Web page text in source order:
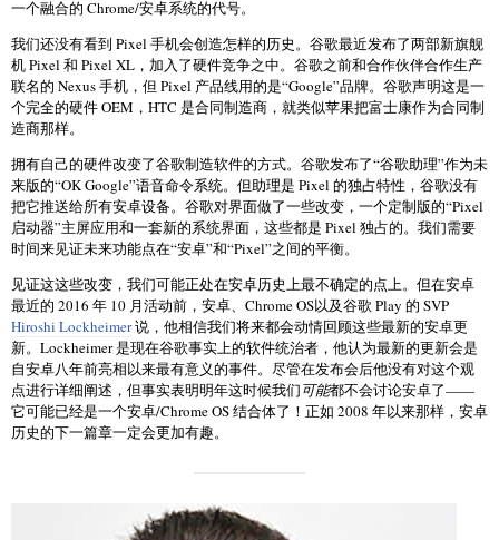
一个融合的 Chrome/安卓系统的代号。
我们还没有看到 Pixel 手机会创造怎样的历史。谷歌最近发布了两部新旗舰
机 Pixel 和 Pixel XL，加入了硬件竞争之中。谷歌之前和合作伙伴合作生产
联名的 Nexus 手机，但 Pixel 产品线用的是“Google”品牌。谷歌声明这是一
个完全的硬件 OEM，HTC 是合同制造商，就类似苹果把富士康作为合同制
造商那样。
拥有自己的硬件改变了谷歌制造软件的方式。谷歌发布了“谷歌助理”作为未
来版的“OK Google”语音命令系统。但助理是 Pixel 的独占特性，谷歌没有
把它推送给所有安卓设备。谷歌对界面做了一些改变，一个定制版的“Pixel
启动器”主屏应用和一套新的系统界面，这些都是 Pixel 独占的。我们需要
时间来见证未来功能点在“安卓”和“Pixel”之间的平衡。
见证这这些改变，我们可能正处在安卓历史上最不确定的点上。但在安卓
最近的 2016 年 10 月活动前，安卓、Chrome OS以及谷歌 Play 的 SVP
Hiroshi Lockheimer说，他相信我们将来都会动情回顾这些最新的安卓更
新。Lockheimer 是现在谷歌事实上的软件统治者，他认为最新的更新会是
自安卓八年前亮相以来最有意义的事件。尽管在发布会后他没有对这个观
点进行详细阐述，但事实表明明年这时候我们可能都不会讨论安卓了——
它可能已经是一个安卓/Chrome OS 结合体了！正如 2008 年以来那样，安卓
历史的下一篇章一定会更加有趣。